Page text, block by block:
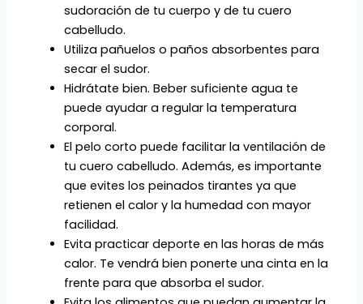
sudoración de tu cuerpo y de tu cuero
cabelludo.
Utiliza pañuelos o paños absorbentes para
secar el sudor.
Hidrátate bien. Beber suficiente agua te
puede ayudar a regular la temperatura
corporal.
El pelo corto puede facilitar la ventilación de
tu cuero cabelludo. Además, es importante
que evites los peinados tirantes ya que
retienen el calor y la humedad con mayor
facilidad.
Evita practicar deporte en las horas de más
calor. Te vendrá bien ponerte una cinta en la
frente para que absorba el sudor.